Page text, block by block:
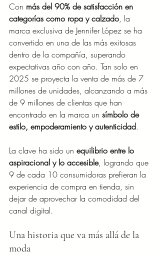
Con más del 90% de satisfacción en
categorías como ropa y calzado, la
marca exclusiva de Jennifer López se ha
convertido en una de las más exitosas
dentro de la compañía, superando
expectativas año con año. Tan solo en
2025 se proyecta la venta de más de 7
millones de unidades, alcanzando a más
de 9 millones de clientas que han
encontrado en la marca un símbolo de
estilo, empoderamiento y autenticidad.
La clave ha sido un equilibrio entre lo
aspiracional y lo accesible, logrando que
9 de cada 10 consumidoras prefieran la
experiencia de compra en tienda, sin
dejar de aprovechar la comodidad del
canal digital.
Una historia que va más allá de la
moda